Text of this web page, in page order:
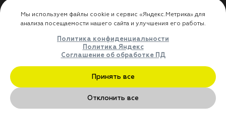
Использование
использования личных
Оферта
Доставка
Где купить
ДЛЯ ПАРТНЁРОВ
Преимущества